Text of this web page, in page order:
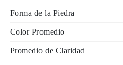
Forma de la Piedra
Color Promedio
Promedio de Claridad